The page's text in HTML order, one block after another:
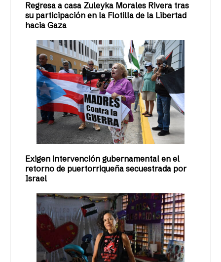
Regresa a casa Zuleyka Morales Rivera tras
su participación en la Flotilla de la Libertad
hacia Gaza
Exigen intervención gubernamental en el
retorno de puertorriqueña secuestrada por
Israel